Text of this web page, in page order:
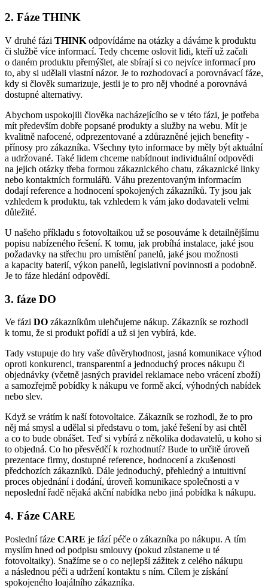
2. Fáze THINK
V druhé fázi THINK odpovídáme na otázky a dáváme k produktu
či službě více informací. Tedy chceme oslovit lidi, kteří už začali
o daném produktu přemýšlet, ale sbírají si co nejvíce informací pro
to, aby si udělali vlastní názor. Je to rozhodovací a porovnávací fáze,
kdy si člověk sumarizuje, jestli je to pro něj vhodné a porovnává
dostupné alternativy.
Abychom uspokojili člověka nacházejícího se v této fázi, je potřeba
mít především dobře popsané produkty a služby na webu. Mít je
kvalitně nafocené, odprezentované a zdůrazněné jejich benefity -
přínosy pro zákazníka. Všechny tyto informace by měly být aktuální
a udržované. Také lidem chceme nabídnout individuální odpovědi
na jejich otázky třeba formou zákaznického chatu, zákaznické linky
nebo kontaktních formulářů. Váhu prezentovaným informacím
dodají reference a hodnocení spokojených zákazníků. Ty jsou jak
vzhledem k produktu, tak vzhledem k vám jako dodavateli velmi
důležité.
U našeho příkladu s fotovoltaikou už se posouváme k detailnějšímu
popisu nabízeného řešení. K tomu, jak probíhá instalace, jaké jsou
požadavky na střechu pro umístění panelů, jaké jsou možnosti
a kapacity baterií, výkon panelů, legislativní povinnosti a podobně.
Je to fáze hledání odpovědí.
3. fáze DO
Ve fázi DO zákazníkům ulehčujeme nákup. Zákazník se rozhodl
k tomu, že si produkt pořídí a už si jen vybírá, kde.
Tady vstupuje do hry vaše důvěryhodnost, jasná komunikace výhod
oproti konkurenci, transparentní a jednoduchý proces nákupu či
objednávky (včetně jasných pravidel reklamace nebo vrácení zboží)
a samozřejmě pobídky k nákupu ve formě akcí, výhodných nabídek
nebo slev.
Když se vrátím k naší fotovoltaice. Zákazník se rozhodl, že to pro
něj má smysl a udělal si představu o tom, jaké řešení by asi chtěl
a co to bude obnášet. Teď si vybírá z několika dodavatelů, u koho si
to objedná. Co ho přesvědčí k rozhodnutí? Bude to určitě úroveň
prezentace firmy, dostupné reference, hodnocení a zkušenosti
předchozích zákazníků. Dále jednoduchý, přehledný a intuitivní
proces objednání i dodání, úroveň komunikace společnosti a v
neposlední řadě nějaká akční nabídka nebo jiná pobídka k nákupu.
4. Fáze CARE
Poslední fáze CARE je fází péče o zákazníka po nákupu. A tím
myslím hned od podpisu smlouvy (pokud zůstaneme u té
fotovoltaiky). Snažíme se o co nejlepší zážitek z celého nákupu
a následnou péči a udržení kontaktu s ním. Cílem je získání
spokojeného loajálního zákazníka.